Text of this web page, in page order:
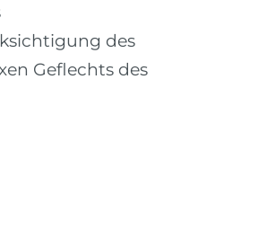
des
Geflechts des